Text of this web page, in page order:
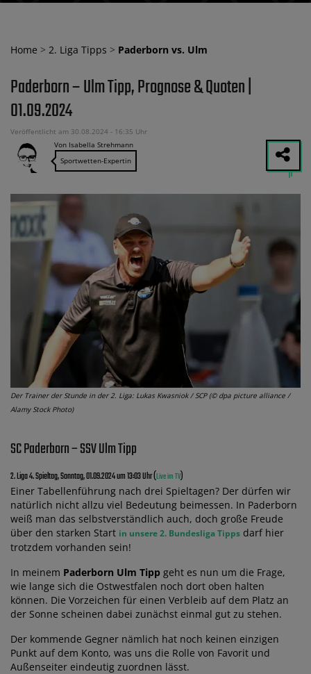
Home > 2. Liga Tipps > Paderborn vs. Ulm
Paderborn – Ulm Tipp, Prognose & Quoten |
01.09.2024
Veröffentlicht am 30.08.2024 - 16:35 Uhr
Von Isabella Strehmann
Sportwetten-Expertin
Der Trainer der Stunde in der 2. Liga: Lukas Kwasniok / SCP (© dpa picture alliance /
Alamy Stock Photo)
SC Paderborn – SSV Ulm Tipp
2. Liga 4. Spieltag, Sonntag, 01.09.2024 um 13:03 Uhr (Live im TV)
Einer Tabellenführung nach drei Spieltagen? Der dürfen wir
natürlich nicht allzu viel Bedeutung beimessen. In Paderborn
weiß man das selbstverständlich auch, doch große Freude
über den starken Start in unsere 2. Bundesliga Tipps darf hier
trotzdem vorhanden sein!
In meinem Paderborn Ulm Tipp geht es nun um die Frage,
wie lange sich die Ostwestfalen noch dort oben halten
können. Die Vorzeichen für einen Verbleib auf dem Platz an
der Sonne scheinen dabei zunächst einmal gut zu stehen.
Der kommende Gegner nämlich hat noch keinen einzigen
Punkt auf dem Konto, was uns die Rolle von Favorit und
Außenseiter eindeutig zuordnen lässt.